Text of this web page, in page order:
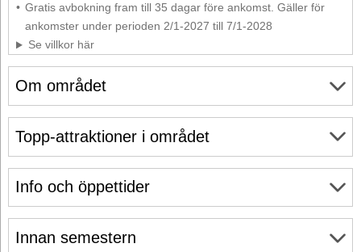
Om området
Info och öppettider
Innan semestern
Gratis avbokning fram till 35 dagar före ankomst. Gäller för
ankomster under perioden 2/1-2027 till 7/1-2028
Se villkor här
Topp-attraktioner i området